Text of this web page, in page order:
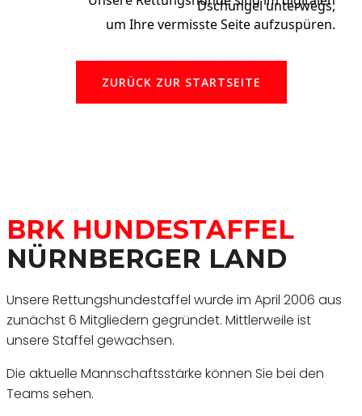
Dschungel unterwegs,
um Ihre vermisste Seite aufzuspüren.
ZURÜCK ZUR STARTSEITE
BRK HUNDESTAFFEL
NÜRNBERGER LAND
Unsere Rettungshundestaffel wurde im April 2006 aus
zunächst 6 Mitgliedern gegründet. Mittlerweile ist
unsere Staffel gewachsen.
Die aktuelle Mannschaftsstärke können Sie bei den
Teams sehen.